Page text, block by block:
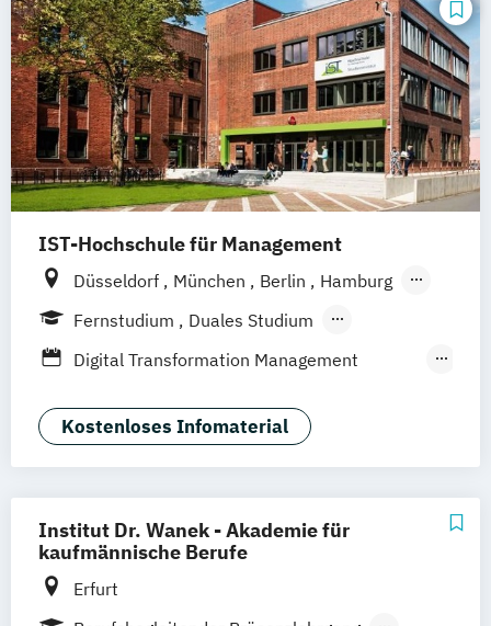
IST-Hochschule für Management
Düsseldorf München Berlin
Hamburg
Weil am Rhein
Frankfurt am Main
Fernstudium
Duales Studium
Fernlehrgang
Digital Transformation Management
Hotelmanagement)
Hospitality Controlling & Hotel Asset
Hotelmarketing Hotelökonom
Kostenloses Infomaterial
Institut Dr. Wanek - Akademie für
kaufmännische Berufe
Erfurt